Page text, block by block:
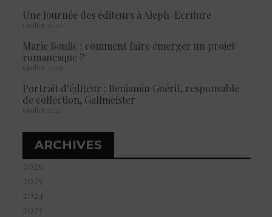
Une Journée des éditeurs à Aleph-Ecriture
5 juillet 2026
Marie Boulic : comment faire émerger un projet
romanesque ?
5 juillet 2026
Portrait d’éditeur : Benjamin Guérif, responsable
de collection, Gallmeister
5 juillet 2026
ARCHIVES
2026
2025
2024
2023